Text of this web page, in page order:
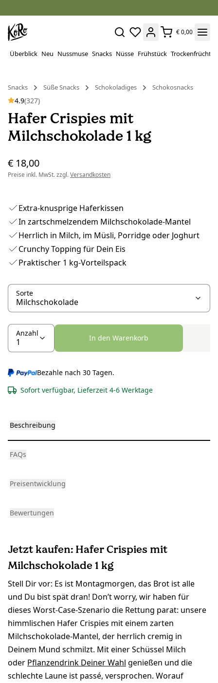
€ 0,00
Überblick Neu Nussmuse Snacks Nüsse Frühstück Trockenfrüchte
Snacks
Süße Snacks Schokoladiges Schokosnacks
4.9(327)
Hafer Crispies mit
Milchschokolade 1 kg
€ 18,00
Preise inkl. MwSt. zzgl.Versandkosten
Extra-knusprige Haferkissen
In zartschmelzendem Milchschokolade-Mantel
Herrlich in Milch, im Müsli, Porridge oder Joghurt
Crunchy Topping für Dein Eis
Praktischer 1 kg-Vorteilspack
Sorte
Anzahl
In den Warenkorb
Bezahle nach 30 Tagen.
Sofort verfügbar, Lieferzeit 4-6 Werktage
Beschreibung
FAQs
Preisentwicklung
Bewertungen
Jetzt kaufen: Hafer Crispies mit
Milchschokolade 1 kg
Stell Dir vor: Es ist Montagmorgen, das Brot ist alle
und Du bist spät dran! Don’t worry, wir haben für
dieses Worst-Case-Szenario die Rettung parat: unsere
himmlischen Hafer Crispies mit einem zarten
Milchschokolade-Mantel, der herrlich cremig in
Deinem Mund schmilzt. Mit einer Schüssel Milch
oder Pflanzendrink Deiner Wahl genießen und die
schlechte Laune ist passé, versprochen. Worauf